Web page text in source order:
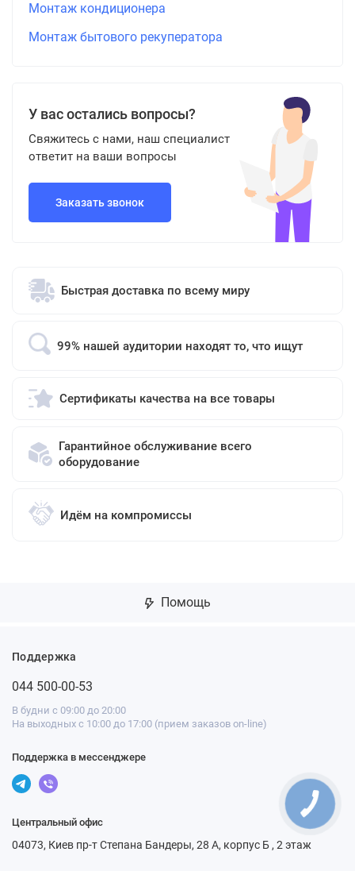
Монтаж кондиционера
Монтаж бытового рекуператора
У вас остались вопросы?
Свяжитесь с нами, наш специалист
ответит на ваши вопросы
Заказать звонок
Быстрая доставка по всему миру
99% нашей аудитории находят то, что ищут
Сертификаты качества на все товары
Гарантийное обслуживание всего
оборудование
Идём на компромиссы
Помощь
Поддержка
044 500-00-53
В будни с 09:00 до 20:00
На выходных с 10:00 до 17:00 (прием заказов on-line)
Поддержка в мессенджере
Центральный офис
04073, Киев пр-т Степана Бандеры, 28 А, корпус Б , 2 этаж